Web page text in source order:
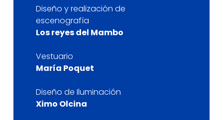
Diseño y realización de
escenografía
Los reyes del Mambo
Vestuario
María Poquet
Diseño de Iluminación
Ximo Olcina